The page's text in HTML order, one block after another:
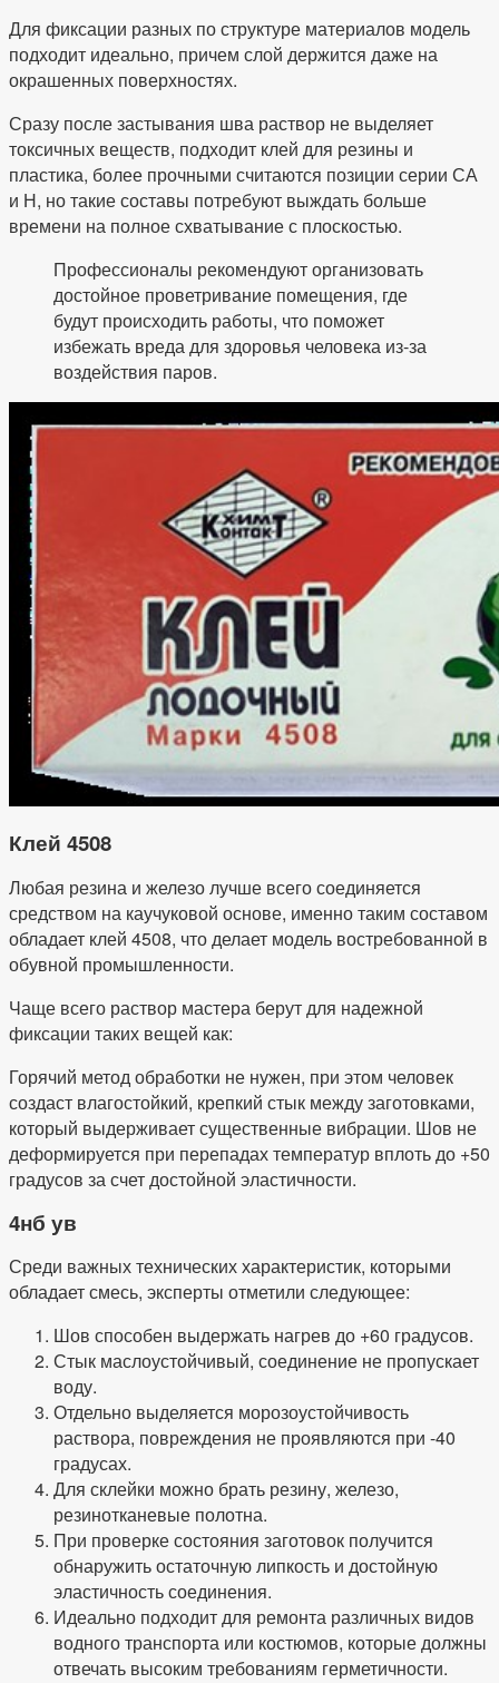
Для фиксации разных по структуре материалов модель
подходит идеально, причем слой держится даже на
окрашенных поверхностях.
Сразу после застывания шва раствор не выделяет
токсичных веществ, подходит клей для резины и
пластика, более прочными считаются позиции серии СА
и Н, но такие составы потребуют выждать больше
времени на полное схватывание с плоскостью.
Профессионалы рекомендуют организовать
достойное проветривание помещения, где
будут происходить работы, что поможет
избежать вреда для здоровья человека из-за
воздействия паров.
Клей 4508
Любая резина и железо лучше всего соединяется
средством на каучуковой основе, именно таким составом
обладает клей 4508, что делает модель востребованной в
обувной промышленности.
Чаще всего раствор мастера берут для надежной
фиксации таких вещей как:
Горячий метод обработки не нужен, при этом человек
создаст влагостойкий, крепкий стык между заготовками,
который выдерживает существенные вибрации. Шов не
деформируется при перепадах температур вплоть до +50
градусов за счет достойной эластичности.
4нб ув
Среди важных технических характеристик, которыми
обладает смесь, эксперты отметили следующее:
Шов способен выдержать нагрев до +60 градусов.
Стык маслоустойчивый, соединение не пропускает
воду.
Отдельно выделяется морозоустойчивость
раствора, повреждения не проявляются при -40
градусах.
Для склейки можно брать резину, железо,
резинотканевые полотна.
При проверке состояния заготовок получится
обнаружить остаточную липкость и достойную
эластичность соединения.
Идеально подходит для ремонта различных видов
водного транспорта или костюмов, которые должны
отвечать высоким требованиям герметичности.